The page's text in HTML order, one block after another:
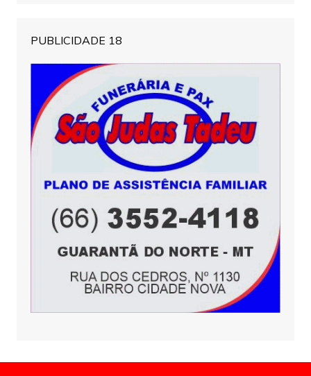
PUBLICIDADE 18